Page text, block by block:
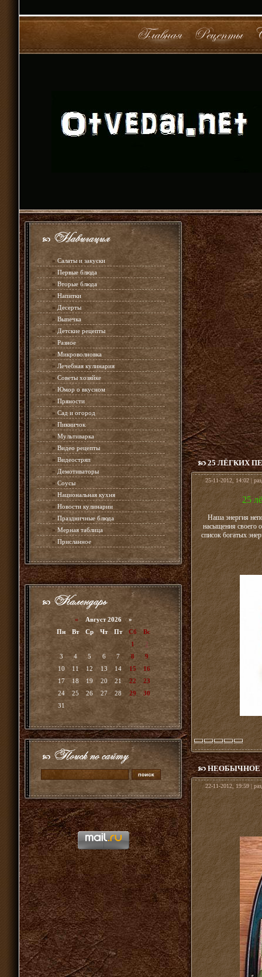
» Салаты и закуски
» Первые блюда
» Вторые блюда
» Напитки
»Десерты
» Выпечка
» Детские рецепты
» Разное
» Микроволновка
» Лечебная кулинария
» Советы хозяйке
» Юмор о вкусном
» Пряности
» Сад и огород
» Пикничок
» Мультиварка
» Видео рецепты
» Видеостряп
» Демотиваторы
» Соусы
» Национальная кухня
» Новости кулинарии
» Праздничные блюда
» Мерная таблица
» Присланное
« Август 2026 »
Пн
Вт Ср Чт Пт Сб
Вс
1
2
3
4 5 6 7 8
9
10
11 12 13 14 15
16
17
18 19 20 21 22
23
24
25 26 27 28 29
30
31
25 ЛЁГКИХ
25-11-2012, 14:02 |
25
Наша энергия
насыщения своего
список богатых
НЕОБЫЧНОЕ
22-11-2012, 19:59 |